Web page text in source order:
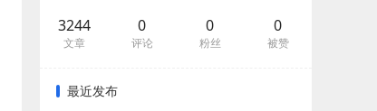
3244
文章
0
评论
0
粉丝
0
被赞
最近发布